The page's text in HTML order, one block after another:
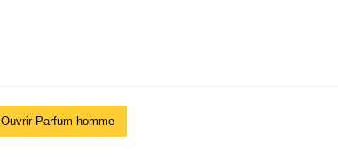
Ouvrir Parfum homme